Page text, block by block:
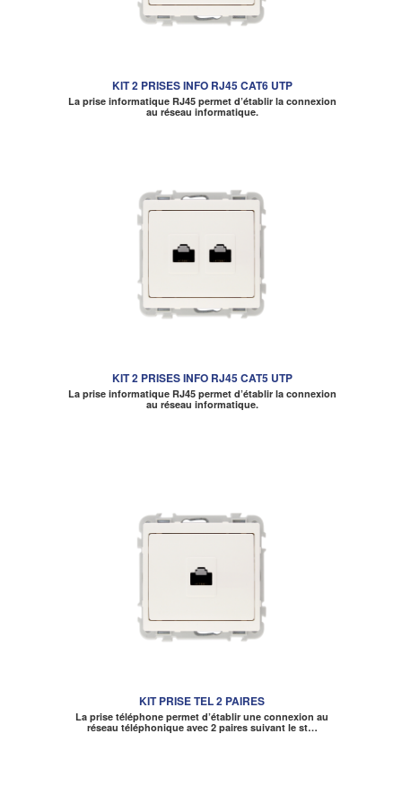
KIT 2 PRISES INFO RJ45 CAT6 UTP
La prise informatique RJ45 permet d’établir la connexion
au réseau informatique.
KIT 2 PRISES INFO RJ45 CAT5 UTP
La prise informatique RJ45 permet d’établir la connexion
au réseau informatique.
KIT PRISE TEL 2 PAIRES
La prise téléphone permet d’établir une connexion au
réseau téléphonique avec 2 paires suivant le st…